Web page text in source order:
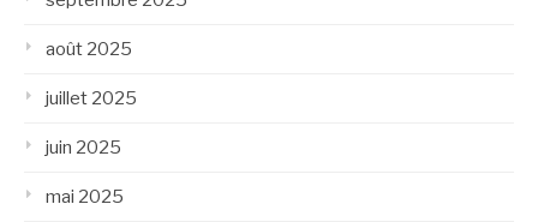
août 2025
juillet 2025
juin 2025
mai 2025